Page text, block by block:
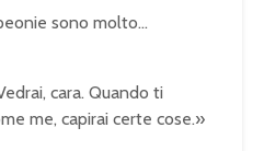
sono molto…
cara. Quando ti
me, capirai certe cose.»